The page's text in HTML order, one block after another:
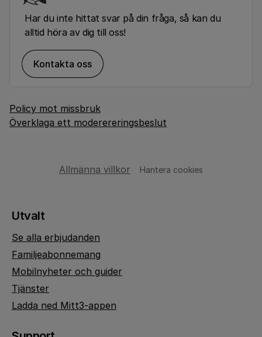
Har du inte hittat svar på din fråga, så kan du
alltid höra av dig till oss!
Kontakta oss
Policy mot missbruk
Överklaga ett moderereringsbeslut
Allmänna villkor Hantera cookies
Utvalt
Se alla erbjudanden
Familjeabonnemang
Mobilnyheter och guider
Tjänster
Ladda ned Mitt3-appen